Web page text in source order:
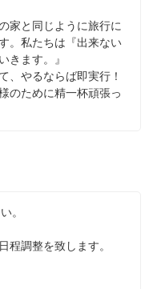
家と同じように旅行に
。私たちは『出来ない
きます。』
、やるならば即実行！
のために精一杯頑張っ
。
調整を致します。